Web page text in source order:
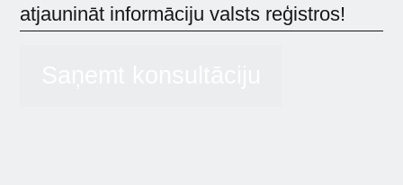
atjaunināt informāciju valsts reģistros!